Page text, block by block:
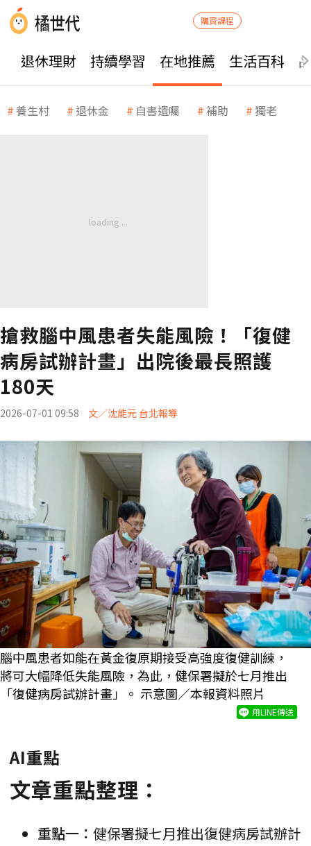
購買課程
退休理財 持續學習 在地推薦 生活百科
養生村 退休金 自書遺囑 補助 獨老
搶救腦中風患者失能風險！「復健
病房試辦計畫」出院後最長照護
180天
2026-07-01 09:58 文／沈能元 台北報導
腦中風患者如能在黃金復原期接受高強度復健訓練，
將可大幅降低失能風險，為此，健保署擬於七月推出
「復健病房試辦計畫」。 示意圖／本報資料照片
用LINE傳送
AI重點
文章重點整理：
重點一： 健保署擬七月推出復健病房試辦計